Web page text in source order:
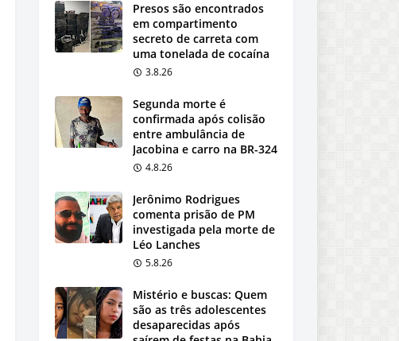
Presos são encontrados
em compartimento
secreto de carreta com
uma tonelada de cocaína
3.8.26
Segunda morte é
confirmada após colisão
entre ambulância de
Jacobina e carro na BR-324
4.8.26
Jerônimo Rodrigues
comenta prisão de PM
investigada pela morte de
Léo Lanches
5.8.26
Mistério e buscas: Quem
são as três adolescentes
desaparecidas após